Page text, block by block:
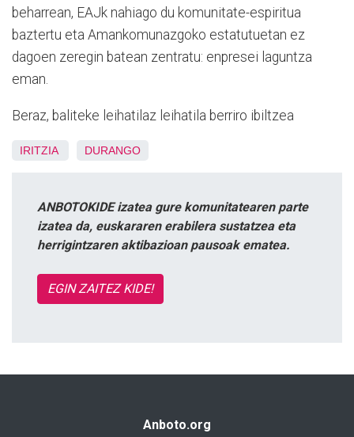
beharrean, EAJk nahiago du komunitate-espiritua
baztertu eta Amankomunazgoko estatutuetan ez
dagoen zeregin batean zentratu: enpresei laguntza
eman.
Beraz, baliteke leihatilaz leihatila berriro ibiltzea
IRITZIA DURANGO
ANBOTOKIDE izatea gure komunitatearen parte
izatea da, euskararen erabilera sustatzea eta
herrigintzaren aktibazioan pausoak ematea.
EGIN ZAITEZ KIDE!
Anboto.org